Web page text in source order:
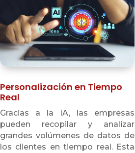
Personalización en Tiempo
Real
Gracias a la IA, las empresas
pueden recopilar y analizar
grandes volúmenes de datos de
los clientes en tiempo real. Esta